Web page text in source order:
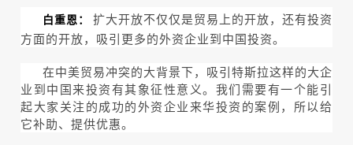
白重恩：
扩大开放不仅仅是贸易上的开放，还有投资
方面的开放，吸引更多的外资企业到中国投资。
在中美贸易冲突的大背景下，吸引特斯拉这样的大企
业到中国来投资有其象征性意义。我们需要有一个能引
起大家关注的成功的外资企业来华投资的案例，所以给
它补助、提供优惠。